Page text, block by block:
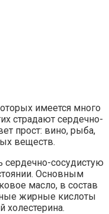
имеется много
страдают сердечно-
прост: вино, рыба,
веществ.
сосудистую
Основным
масло, в состав
жирные кислоты